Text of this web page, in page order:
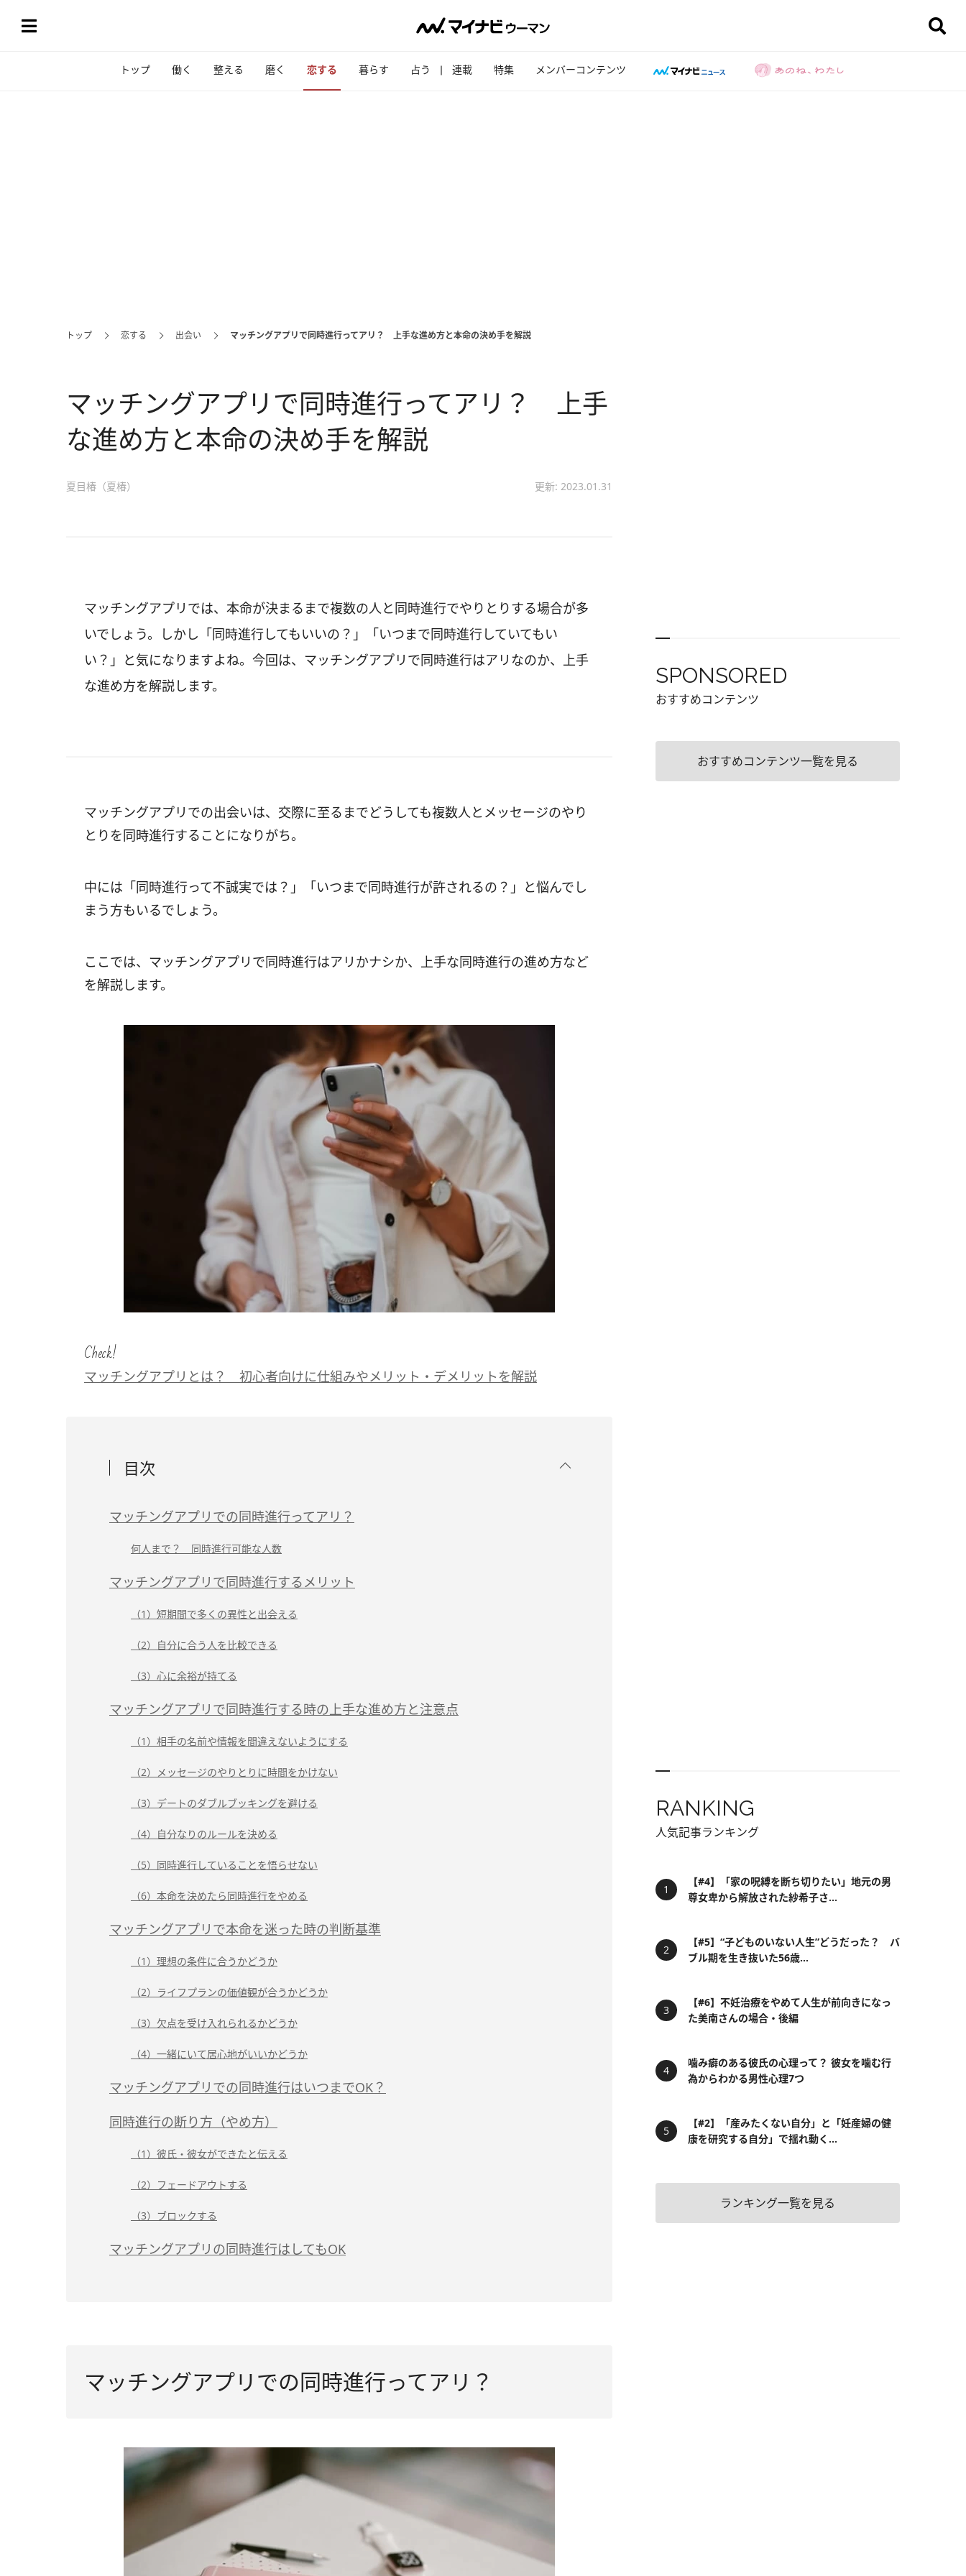
トップ 働く 整える 磨く 恋する 暮らす 占う 連載 特集 メンバーコンテンツ
トップ 恋する 出会い マッチングアプリで同時進行ってアリ？ 上手な進め方と本命の決め手を解説
マッチングアプリで同時進行ってアリ？ 上手
な進め方と本命の決め手を解説
夏目椿（夏椿） 更新: 2023.01.31
マッチングアプリでは、本命が決まるまで複数の人と同時進行でやりとりする場合が多
いでしょう。しかし「同時進行してもいいの？」「いつまで同時進行していてもい
い？」と気になりますよね。今回は、マッチングアプリで同時進行はアリなのか、上手
な進め方を解説します。
マッチングアプリでの出会いは、交際に至るまでどうしても複数人とメッセージのやり
とりを同時進行することになりがち。
中には「同時進行って不誠実では？」「いつまで同時進行が許されるの？」と悩んでし
まう方もいるでしょう。
ここでは、マッチングアプリで同時進行はアリかナシか、上手な同時進行の進め方など
を解説します。
Check!
マッチングアプリとは？ 初心者向けに仕組みやメリット・デメリットを解説
目次
マッチングアプリでの同時進行ってアリ？
何人まで？ 同時進行可能な人数
マッチングアプリで同時進行するメリット
（1）短期間で多くの異性と出会える
（2）自分に合う人を比較できる
（3）心に余裕が持てる
マッチングアプリで同時進行する時の上手な進め方と注意点
（1）相手の名前や情報を間違えないようにする
（2）メッセージのやりとりに時間をかけない
（3）デートのダブルブッキングを避ける
（4）自分なりのルールを決める
（5）同時進行していることを悟らせない
（6）本命を決めたら同時進行をやめる
マッチングアプリで本命を迷った時の判断基準
（1）理想の条件に合うかどうか
（2）ライフプランの価値観が合うかどうか
（3）欠点を受け入れられるかどうか
（4）一緒にいて居心地がいいかどうか
マッチングアプリでの同時進行はいつまでOK？
同時進行の断り方（やめ方）
（1）彼氏・彼女ができたと伝える
（2）フェードアウトする
（3）ブロックする
マッチングアプリの同時進行はしてもOK
マッチングアプリでの同時進行ってアリ？
SPONSORED
おすすめコンテンツ
おすすめコンテンツ一覧を見る
RANKING
人気記事ランキング
【#4】「家の呪縛を断ち切りたい」地元の男
尊女卑から解放された紗希子さ...
【#5】“子どものいない人生”どうだった？ バ
ブル期を生き抜いた56歳...
【#6】不妊治療をやめて人生が前向きになっ
た美南さんの場合・後編
噛み癖のある彼氏の心理って？ 彼女を噛む行
為からわかる男性心理7つ
【#2】「産みたくない自分」と「妊産婦の健
康を研究する自分」で揺れ動く...
ランキング一覧を見る